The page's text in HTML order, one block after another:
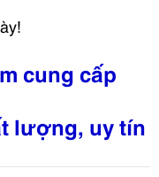
cung cấp
lượng, uy tín